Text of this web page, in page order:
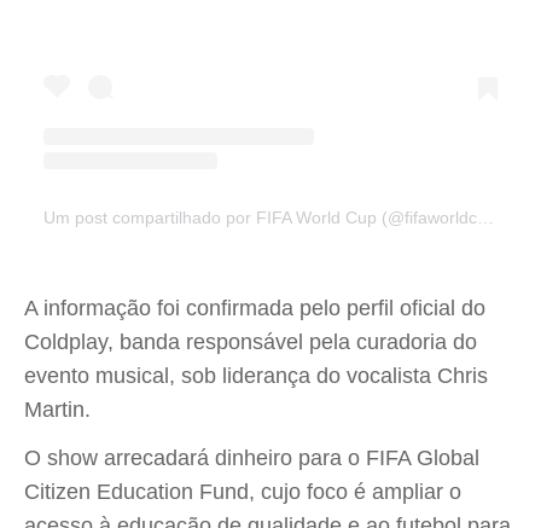
Um post compartilhado por FIFA World Cup (@fifaworldcup)
A informação foi confirmada pelo perfil oficial do
Coldplay, banda responsável pela curadoria do
evento musical, sob liderança do vocalista Chris
Martin.
O show arrecadará dinheiro para o FIFA Global
Citizen Education Fund, cujo foco é ampliar o